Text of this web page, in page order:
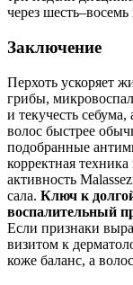
через
Заключение
Перхоть ускоряет
грибы,
и текучесть
волос быстрее
подобранные
корректная
активность
сала. Ключ к
воспалительный
Если признаки
визитом к
коже баланс, а